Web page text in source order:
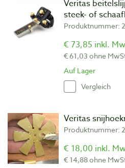
Veritas
steek- of
Produktnummer:
€ 73,85 inkl.
€ 61,03 ohne
Auf Lager
Vergleich
Veritas
Produktnummer:
€ 18,00 inkl.
€ 14,88 ohne